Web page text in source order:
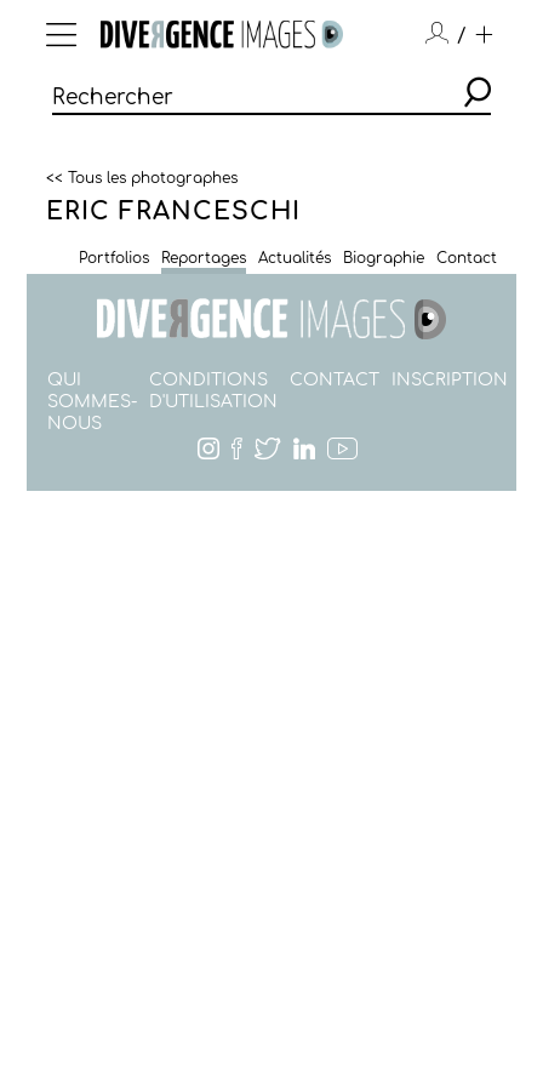
/
<< Tous les photographes
ERIC FRANCESCHI
Portfolios Reportages Actualités Biographie Contact
QUI
SOMMES-
NOUS
CONDITIONS
D'UTILISATION
CONTACT INSCRIPTION